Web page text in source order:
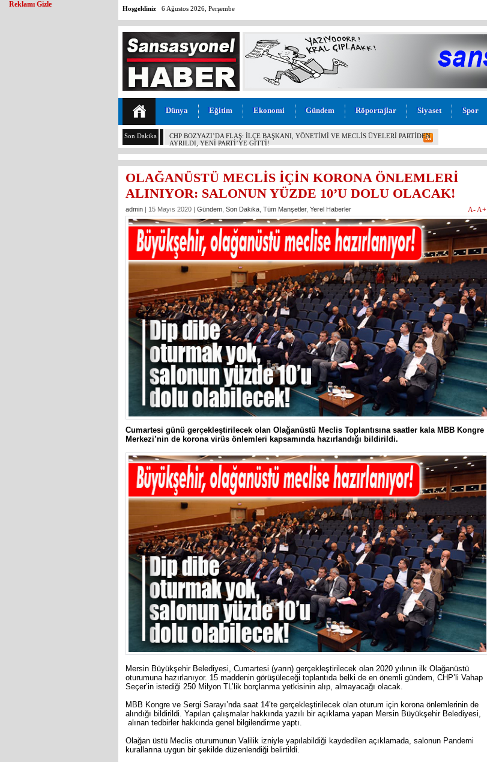
Hoşgeldiniz 6 Ağustos 2026, Perşembe
Dünya Eğitim Ekonomi Gündem Röportajlar Siyaset Spor
Son Dakika
MALİYETİ 30 TL, SATIŞI 11 TL! İYİ PARTİ MERSİN MİLLETVEKİLİ BURHANETTİN
KOCAMAZ’DAN İKTİDARA “ÜZÜM” TEPKİSİ: “BU KADAR VİCDANSIZLIK
YAPMAYIN!”
OLAĞANÜSTÜ MECLİS İÇİN KORONA ÖNLEMLERİ
ALINIYOR: SALONUN YÜZDE 10’U DOLU OLACAK!
admin | 15 Mayıs 2020 | Gündem Son Dakika Tüm Manşetler, Yerel Haberler A-A+
Cumartesi günü gerçekleştirilecek olan Olağanüstü Meclis Toplantısına saatler kala MBB Kongre
Merkezi’nin de korona virüs önlemleri kapsamında hazırlandığı bildirildi.
Mersin Büyükşehir Belediyesi, Cumartesi (yarın) gerçekleştirilecek olan 2020 yılının ilk Olağanüstü
oturumuna hazırlanıyor. 15 maddenin görüşüleceği toplantıda belki de en önemli gündem, CHP’li Vahap
Seçer’in istediği 250 Milyon TL’lik borçlanma yetkisinin alıp, almayacağı olacak.
MBB Kongre ve Sergi Sarayı’nda saat 14’te gerçekleştirilecek olan oturum için korona önlemlerinin de
alındığı bildirildi. Yapılan çalışmalar hakkında yazılı bir açıklama yapan Mersin Büyükşehir Belediyesi,
alınan tedbirler hakkında genel bilgilendirme yaptı.
Olağan üstü Meclis oturumunun Valilik izniyle yapılabildiği kaydedilen açıklamada, salonun Pandemi
kurallarına uygun bir şekilde düzenlendiği belirtildi.
Reklamı Gizle